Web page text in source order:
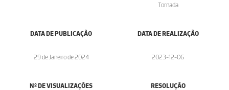
Tornada
DATA DE PUBLICAÇÃO
29 de Janeiro de 2024
DATA DE REALIZAÇÃO
2023-12-06
Nº DE VISUALIZAÇÕES RESOLUÇÃO